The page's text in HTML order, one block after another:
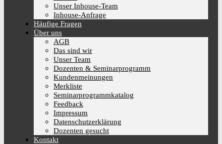
Unser Inhouse-Team
Inhouse-Anfrage
Häufige Fragen
Über uns
AGB
Das sind wir
Unser Team
Dozenten & Seminarprogramm
Kundenmeinungen
Merkliste
Seminarprogrammkatalog
Feedback
Impressum
Datenschutzerklärung
Dozenten gesucht
Kontakt